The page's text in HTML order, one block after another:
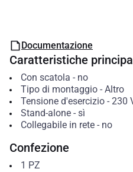
Documentazione
Caratteristiche
Con scatola - no
Tipo di montaggio- Altro
Tensione d'esercizio- 230
Stand-alone- sì
Collegabile in rete- no
Confezione
1 PZ